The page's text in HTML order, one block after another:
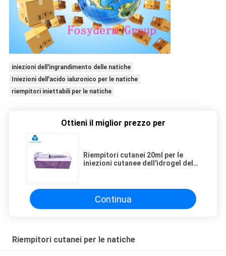
iniezioni dell'ingrandimento delle natiche
Iniezioni dell'acido ialuronico per le natiche
riempitori iniettabili per le natiche
Ottieni il miglior prezzo per
Riempitori cutanei 20ml per le
iniezioni cutanee dell'idrogel del
Continua
Riempitori cutanei per le natiche